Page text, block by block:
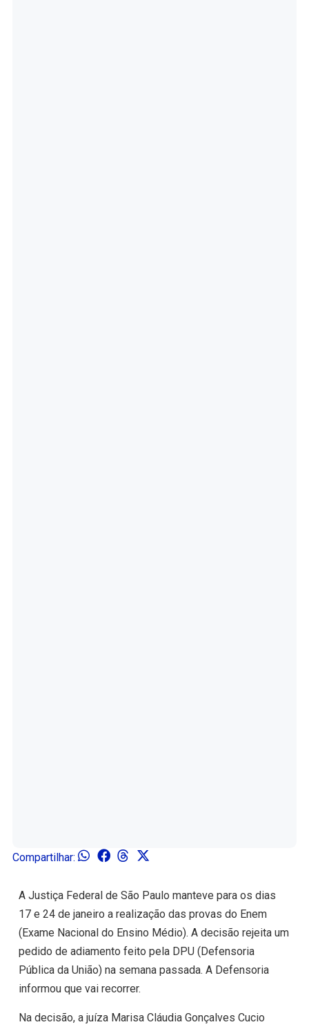
Compartilhar:
A Justiça Federal de São Paulo manteve para os dias
17 e 24 de janeiro a realização das provas do Enem
(Exame Nacional do Ensino Médio). A decisão rejeita um
pedido de adiamento feito pela DPU (Defensoria
Pública da União) na semana passada. A Defensoria
informou que vai recorrer.
Na decisão, a juíza Marisa Cláudia Gonçalves Cucio